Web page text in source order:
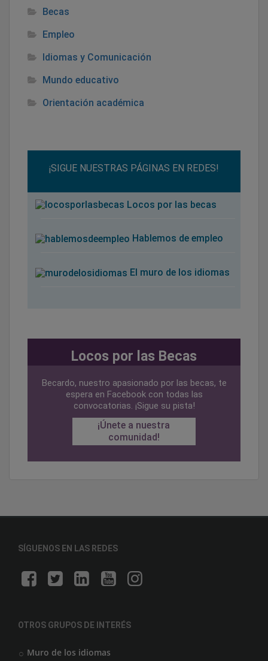
Becas
Empleo
Idiomas y Comunicación
Mundo educativo
Orientación académica
¡SIGUE NUESTRAS PÁGINAS EN REDES!
Locos por las becas
Hablemos de empleo
El muro de los idiomas
Locos por las Becas
Becardo, nuestro apasionado por las becas, te
espera en Facebook con todas las
convocatorias. ¡Sigue su pista!
¡Únete a nuestra
comunidad!
SÍGUENOS EN LAS REDES
OTROS GRUPOS DE INTERÉS
Muro de los idiomas